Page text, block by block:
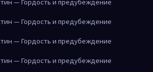
— Гордость и предубеждение
— Гордость и предубеждение
— Гордость и предубеждение
— Гордость и предубеждение